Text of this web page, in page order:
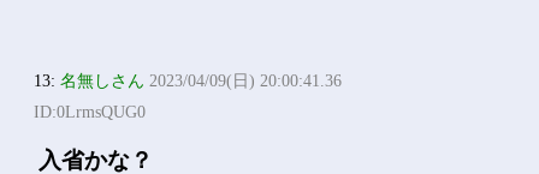
13:名無しさん 2023/04/09(日) 20:00:41.36
ID:0LrmsQUG0
入省かな？